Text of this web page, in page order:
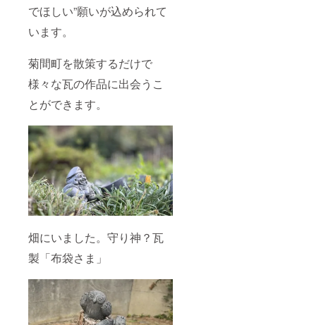
でほしい”願いが込められて
います。
菊間町を散策するだけで
様々な瓦の作品に出会うこ
とができます。
畑にいました。守り神？瓦
製「布袋さま」